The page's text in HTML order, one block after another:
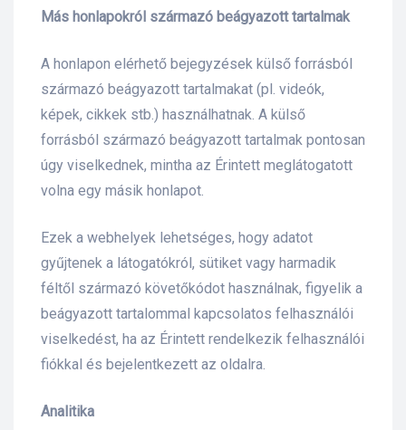
Más honlapokról származó beágyazott tartalmak
A honlapon elérhető bejegyzések külső forrásból
származó beágyazott tartalmakat (pl. videók,
képek, cikkek stb.) használhatnak. A külső
forrásból származó beágyazott tartalmak pontosan
úgy viselkednek, mintha az Érintett meglátogatott
volna egy másik honlapot.
Ezek a webhelyek lehetséges, hogy adatot
gyűjtenek a látogatókról, sütiket vagy harmadik
féltől származó követőkódot használnak, figyelik a
beágyazott tartalommal kapcsolatos felhasználói
viselkedést, ha az Érintett rendelkezik felhasználói
fiókkal és bejelentkezett az oldalra.
Analitika